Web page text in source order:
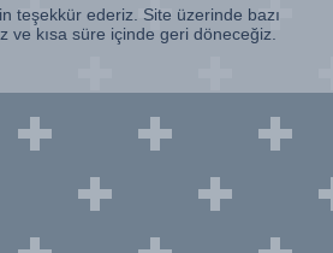
teşekkür ederiz. Site üzerinde bazı
ve kısa süre içinde geri döneceğiz.